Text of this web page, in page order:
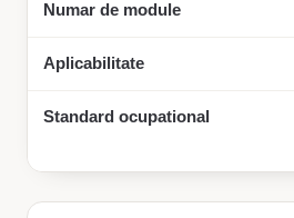
Numar de module
Aplicabilitate
Standard ocupational